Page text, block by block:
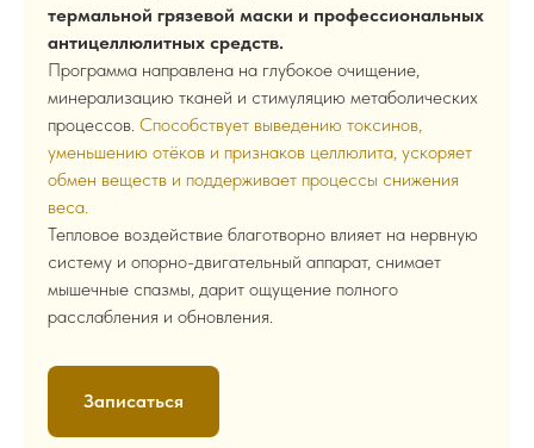
термальной грязевой маски и профессиональных
антицеллюлитных средств.
Программа направлена на глубокое очищение,
минерализацию тканей и стимуляцию метаболических
процессов. Способствует выведению токсинов,
уменьшению отёков и признаков целлюлита, ускоряет
обмен веществ и поддерживает процессы снижения
веса.
Тепловое воздействие благотворно влияет на нервную
систему и опорно-двигательный аппарат, снимает
мышечные спазмы, дарит ощущение полного
расслабления и обновления.
Записаться